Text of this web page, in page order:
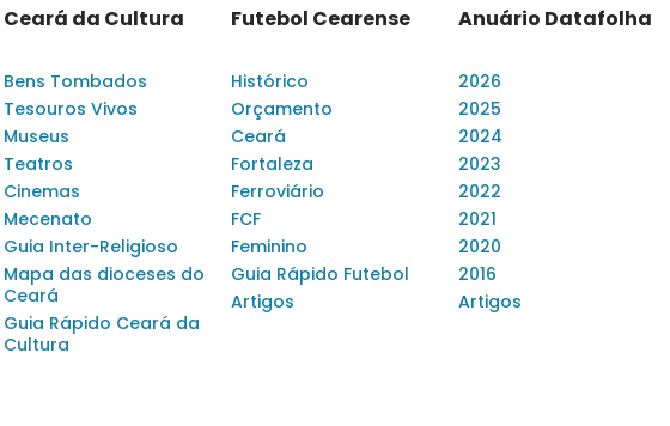
Ceará da Cultura
Bens Tombados
Tesouros Vivos
Museus
Teatros
Cinemas
Mecenato
Guia Inter-Religioso
Mapa das dioceses do
Ceará
Guia Rápido Ceará da
Cultura
Futebol Cearense
Histórico
Orçamento
Ceará
Fortaleza
Ferroviário
FCF
Feminino
Guia Rápido Futebol
Artigos
Anuário Datafolha
2026
2025
2024
2023
2022
2021
2020
2016
Artigos